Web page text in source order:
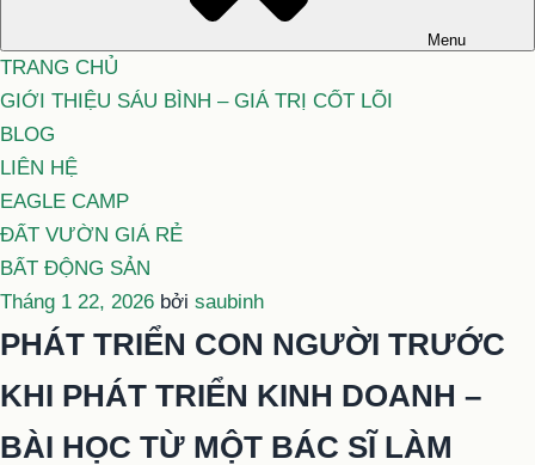
Menu
TRANG CHỦ
GIỚI THIỆU SÁU BÌNH – GIÁ TRỊ CỐT LÕI
BLOG
LIÊN HỆ
EAGLE CAMP
ĐẤT VƯỜN GIÁ RẺ
BẤT ĐỘNG SẢN
Đăng
trong
Tháng 1 22, 2026 bởi saubinh
PHÁT TRIỂN CON NGƯỜI TRƯỚC
KHI PHÁT TRIỂN KINH DOANH –
BÀI HỌC TỪ MỘT BÁC SĨ LÀM